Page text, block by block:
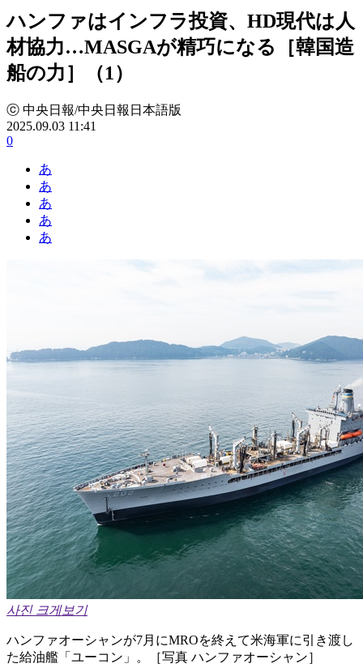
ハンファはインフラ投資、HD現代は人
材協力…MASGAが精巧になる［韓国造
船の力］（1）
ⓒ 中央日報/中央日報日本語版
2025.09.03 11:41
0
あ
あ
あ
あ
あ
사진 크게보기
ハンファオーシャンが7月にMROを終えて米海軍に引き渡し
た給油艦「ユーコン」。［写真 ハンファオーシャン］